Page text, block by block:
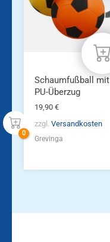
Schaumfußball mit
PU-Überzug
19,90 €
zzgl. Versandkosten
Grevinga